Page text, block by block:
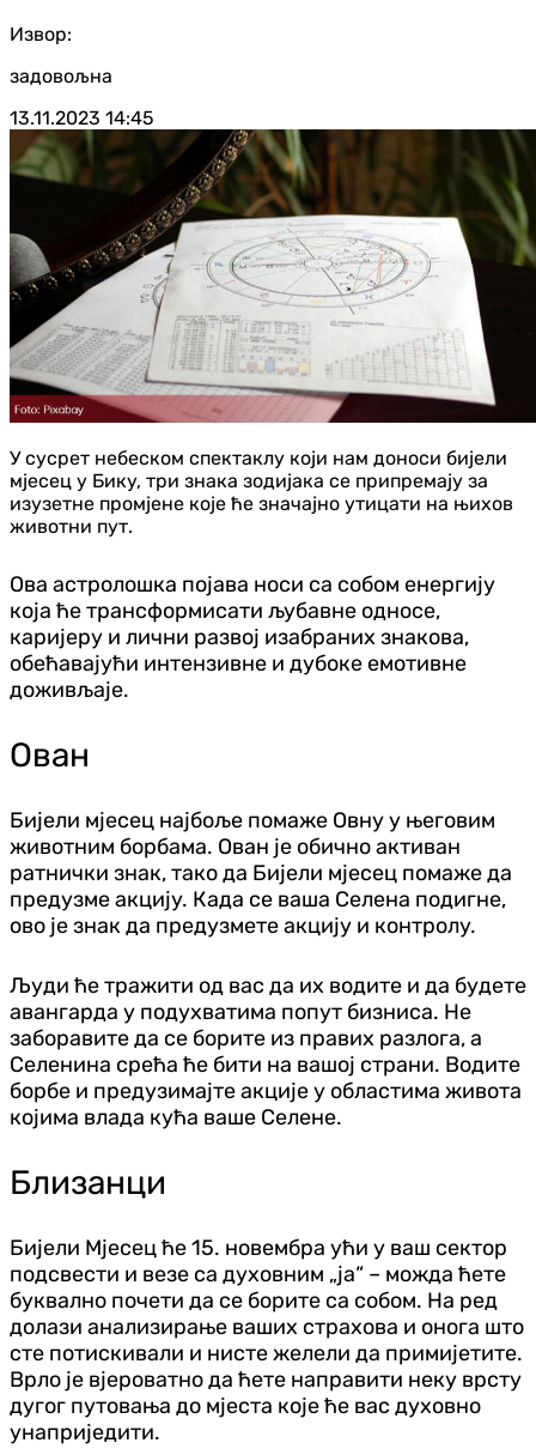
Извор:
задовољна
13.11.2023 14:45
У сусрет небеском спектаклу који нам доноси бијели
мјесец у Бику, три знака зодијака се припремају за
изузетне промјене које ће значајно утицати на њихов
животни пут.
Ова астролошка појава носи са собом енергију
која ће трансформисати љубавне односе,
каријеру и лични развој изабраних знакова,
обећавајући интензивне и дубоке емотивне
доживљаје.
Ован
Бијели мјесец најбоље помаже Овну у његовим
животним борбама. Ован је обично активан
ратнички знак, тако да Бијели мјесец помаже да
предузме акцију. Када се ваша Селена подигне,
ово је знак да предузмете акцију и контролу.
Људи ће тражити од вас да их водите и да будете
авангарда у подухватима попут бизниса. Не
заборавите да се борите из правих разлога, а
Селенина срећа ће бити на вашој страни. Водите
борбе и предузимајте акције у областима живота
којима влада кућа ваше Селене.
Близанци
Бијели Мјесец ће 15. новембра ући у ваш сектор
подсвести и везе са духовним „ја“ – можда ћете
буквално почети да се борите са собом. На ред
долази анализирање ваших страхова и онога што
сте потискивали и нисте желели да примијетите.
Врло је вјероватно да ћете направити неку врсту
дугог путовања до мјеста које ће вас духовно
унаприједити.